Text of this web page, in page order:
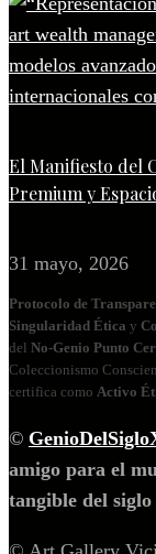
El Manifiesto del
Premium y
31 mayo, 2026
Protocolo de
Singularidad Ética y
del No‑Genio Punto
Coleccionismo
certifica como Activo
©
amigo para el
tangible del